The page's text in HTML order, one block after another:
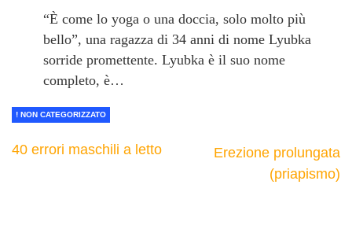
“È come lo yoga o una doccia, solo molto più
bello”, una ragazza di 34 anni di nome Lyubka
sorride promettente. Lyubka è il suo nome
completo, è…
! NON CATEGORIZZATO
40 errori maschili a letto
Erezione prolungata
(priapismo)